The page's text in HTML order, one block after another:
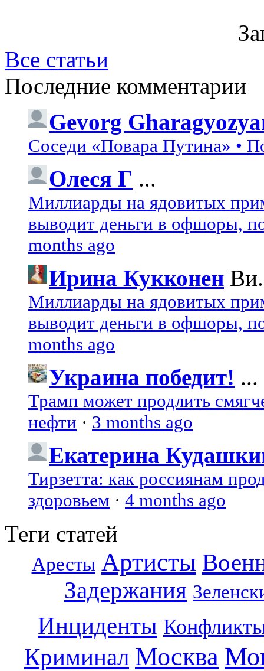
Все статьи
Последние комментарии
Gevorg
Соседи «Повара Путина» •
Олеся Г ...
Миллиарды на ядовитых
выводит деньги в офшоры,
months ago
Ирина Кукконен
Миллиарды на ядовитых
выводит деньги в офшоры,
months ago
Украина победит! ...
Трамп может продлить
нефти · 3 months ago
Екатерина
Тирзетта: как россиянам
здоровьем · 4 months ago
Теги статей
Аресты Артисты
Задержания
Инциденты
Криминал Москва